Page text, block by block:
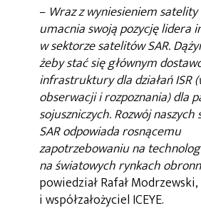
– Wraz z wyniesieniem satelity
umacnia swoją pozycję lidera
w sektorze satelitów SAR.
żeby stać się głównym
infrastruktury dla działań ISR
obserwacji i rozpoznania) dla
sojuszniczych. Rozwój
SAR odpowiada rosnącemu
zapotrzebowaniu na
na światowych rynkach
powiedział Rafał Modrzewski,
i współzałożyciel ICEYE.